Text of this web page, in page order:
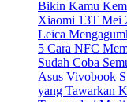
Bikin Kamu
Xiaomi 13T Mei
Leica
5 Cara NFC
Sudah Coba
Asus Vivobook
yang Tawarkan